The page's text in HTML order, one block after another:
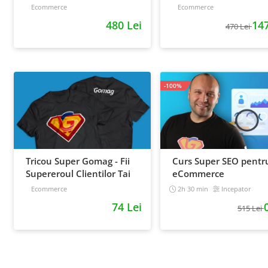
loializare: ponturi pentru
Ecommerce
480 Lei
inregistrari +
Ecommerce
470 Lei
Tricou Super Gomag - Fii
Supereroul Clientilor Tai
Ecommerce
74 Lei
Curs Super SEO
eCommerce
2h 30 min Incepator
515 Lei
-100%